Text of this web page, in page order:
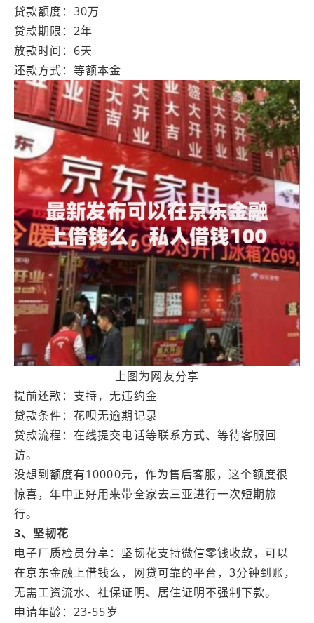
贷款额度：30万
贷款期限：2年
放款时间：6天
还款方式：等额本金
上图为网友分享
提前还款：支持，无违约金
贷款条件：花呗无逾期记录
贷款流程：在线提交电话等联系方式、等待客服回
访。
没想到额度有10000元，作为售后客服，这个额度很
惊喜，年中正好用来带全家去三亚进行一次短期旅
行。
3、坚韧花
电子厂质检员分享：坚韧花支持微信零钱收款，可以
在京东金融上借钱么，网贷可靠的平台，3分钟到账，
无需工资流水、社保证明、居住证明不强制下款。
申请年龄：23-55岁